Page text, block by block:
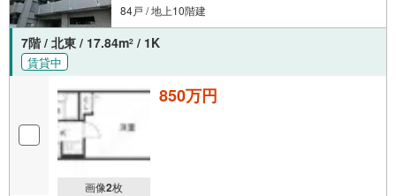
84戸 / 地上10階建
7階 / 北東 / 17.84m2 / 1K
賃貸中
画像2枚
850万円